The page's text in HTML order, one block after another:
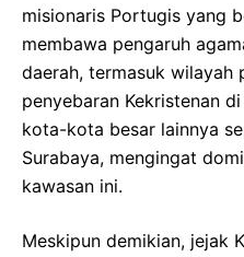
misionaris Portugis yang
membawa pengaruh
daerah, termasuk wilayah
penyebaran Kekristenan
kota-kota besar lainnya
Surabaya, mengingat
kawasan ini.
Meskipun demikian, jejak